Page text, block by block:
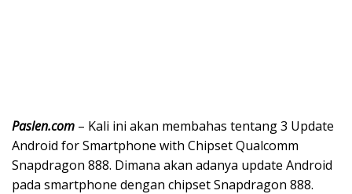
Paslen.com – Kali ini akan membahas tentang 3 Update
Android for Smartphone with Chipset Qualcomm
Snapdragon 888. Dimana akan adanya update Android
pada smartphone dengan chipset Snapdragon 888.